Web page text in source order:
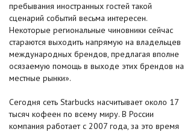
пребывания иностранных гостей такой
сценарий событий весьма интересен.
Некоторые региональные чиновники сейчас
стараются выходить напрямую на владельцев
международных брендов, предлагая вполне
осязаемую помощь в выходе этих брендов на
местные рынки».
Сегодня сеть Starbucks насчитывает около 17
тысяч кофеен по всему миру. В России
компания работает с 2007 года, за это время